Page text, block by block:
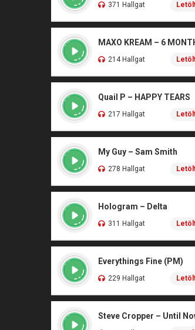
371 Hallgat
214 Hallgat
Quail P – HAPPY TEARS
217 Hallgat
My Guy – Sam Smith
278 Hallgat
Hologram – Delta
311 Hallgat
Everythings Fine (PM)
229 Hallgat
Steve Cropper – Until